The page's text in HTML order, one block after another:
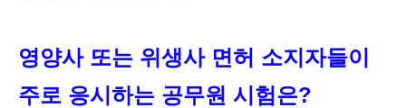
영양사 또는 위생사 면허 소지자들이
주로 응시하는 공무원 시험은?